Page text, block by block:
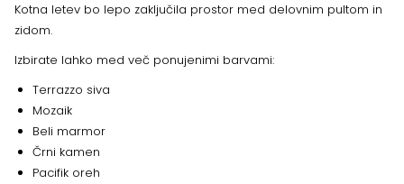
Kotna letev bo lepo zaključila prostor med delovnim pultom in
zidom.
Izbirate lahko med več ponujenimi barvami:
Terrazzo siva
Mozaik
Beli marmor
Črni kamen
Pacifik oreh